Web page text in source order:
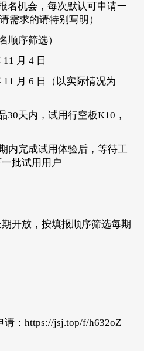
名机会，每次默认可申请一
需求的请特别写明）
顺序筛选）
月 4 日
11 月 6 日（以实际情况为
30天内，试用行空板K10，
内完成试用体验后，等待工
批试用用户
开放，按填报顺序筛选每期
： https://jsj.top/f/h632oZ